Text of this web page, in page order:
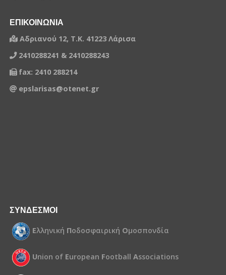
ΕΠΙΚΟΙΝΩΝΙΑ
Αδριανού 12, Τ.Κ. 41223 Λάρισα
2410288241 & 2410288243
fax: 2410 288214
epslarisas@otenet.gr
ΣΥΝΔΕΣΜΟΙ
Ελληνική Ποδοσφαιρική Ομοσπονδία
Union of European Football Associations